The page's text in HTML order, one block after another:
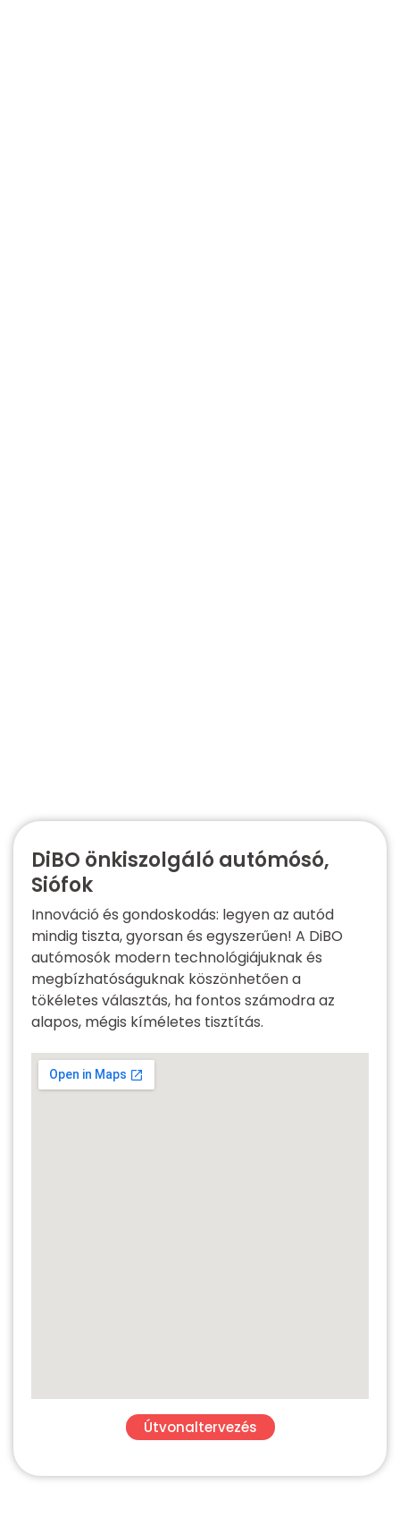
DiBO önkiszolgáló autómósó,
Siófok
Innováció és gondoskodás: legyen az autód
mindig tiszta, gyorsan és egyszerűen! A DiBO
autómosók modern technológiájuknak és
megbízhatóságuknak köszönhetően a
tökéletes választás, ha fontos számodra az
alapos, mégis kíméletes tisztítás.
Útvonaltervezés